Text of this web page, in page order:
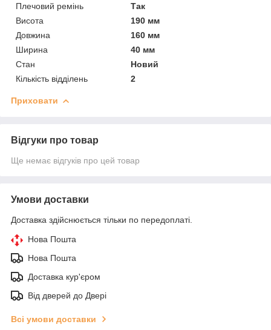
Плечовий ремінь
Так
Висота
190 мм
Довжина
160 мм
Ширина
40 мм
Стан
Новий
Кількість відділень
2
Приховати
Відгуки про товар
Ще немає відгуків про цей товар
Умови доставки
Доставка здійснюється тільки по передоплаті.
Нова Пошта
Нова Пошта
Доставка кур'єром
Від дверей до Двері
Всі умови доставки